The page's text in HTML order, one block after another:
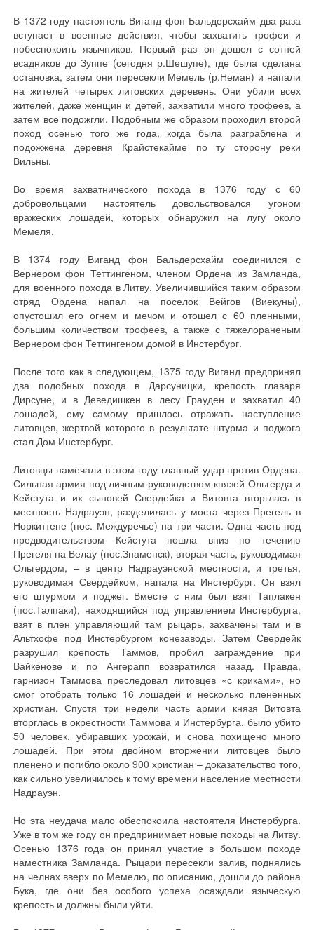
В 1372 году настоятель Виганд фон Бальдерсхайм два раза
вступает в военные действия, чтобы захватить трофеи и
побеспокоить язычников. Первый раз он дошел с сотней
всадников до Зуппе (сегодня р.Шешупе), где была сделана
остановка, затем они пересекли Мемель (р.Неман) и напали
на жителей четырех литовских деревень. Они убили всех
жителей, даже женщин и детей, захватили много трофеев, а
затем все подожгли. Подобным же образом проходил второй
поход осенью того же года, когда была разграблена и
подожжена деревня Крайстекайме по ту сторону реки
Вильны.
Во время захватнического похода в 1376 году с 60
добровольцами настоятель довольствовался угоном
вражеских лошадей, которых обнаружил на лугу около
Мемеля.
В 1374 году Виганд фон Бальдерсхайм соединился с
Вернером фон Теттингеном, членом Ордена из Замланда,
для военного похода в Литву. Увеличившийся таким образом
отряд Ордена напал на поселок Вейгов (Виекуны),
опустошил его огнем и мечом и отошел с 60 пленными,
большим количеством трофеев, а также с тяжелораненым
Вернером фон Теттингеном домой в Инстербург.
После того как в следующем, 1375 году Виганд предпринял
два подобных похода в Дарсуницки, крепость главаря
Дирсуне, и в Деведишкен в лесу Грауден и захватил 40
лошадей, ему самому пришлось отражать наступление
литовцев, жертвой которого в результате штурма и поджога
стал Дом Инстербург.
Литовцы намечали в этом году главный удар против Ордена.
Сильная армия под личным руководством князей Ольгерда и
Кейстута и их сыновей Свердейка и Витовта вторглась в
местность Надрауэн, разделилась у моста через Прегель в
Норкиттене (пос. Междуречье) на три части. Одна часть под
предводительством Кейстута пошла вниз по течению
Прегеля на Велау (пос.Знаменск), вторая часть, руководимая
Ольгердом, – в центр Надрауэнской местности, и третья,
руководимая Свердейком, напала на Инстербург. Он взял
его штурмом и поджег. Вместе с ним был взят Таплакен
(пос.Талпаки), находящийся под управлением Инстербурга,
взят в плен управляющий там рыцарь, захвачены там и в
Альтхофе под Инстербургом конезаводы. Затем Свердейк
разрушил крепость Таммов, пробил заграждение при
Вайкенове и по Ангерапп возвратился назад. Правда,
гарнизон Таммова преследовал литовцев «с криками», но
смог отобрать только 16 лошадей и несколько плененных
христиан. Спустя три недели часть армии князя Витовта
вторглась в окрестности Таммова и Инстербурга, было убито
50 человек, убиравших урожай, и снова похищено много
лошадей. При этом двойном вторжении литовцев было
пленено и погибло около 900 христиан – доказательство того,
как сильно увеличилось к тому времени население местности
Надрауэн.
Но эта неудача мало обеспокоила настоятеля Инстербурга.
Уже в том же году он предпринимает новые походы на Литву.
Осенью 1376 года он принял участие в большом походе
наместника Замланда. Рыцари пересекли залив, поднялись
на челнах вверх по Мемелю, по описанию, дошли до района
Бука, где они без особого успеха осаждали языческую
крепость и должны были уйти.